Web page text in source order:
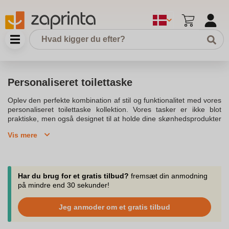
Personaliseret toilettaske
Oplev den perfekte kombination af stil og funktionalitet med vores
personaliseret toilettaske kollektion. Vores tasker er ikke blot
praktiske, men også designet til at holde dine skønhedsprodukter
slidstærkt 600d polyester, hvilket sikrer holdbarhed og en
rejsen. Vores alsidige og stilfulde tasker fås i en række levende
farver og materialer som bomuld og jute, så du kan finde noget,
der passer til dine behov og stil.Hurtig levering er tilgængelig, og
Vores skønhedstaske kollektion præsenterer vores personlige
favoritter, såsom den elegante og stilfuld toilettaske til mænd, som
er et must-have i enhver garderobe.Fra kosmetikpung til en
Vis mere
Har du brug for et gratis tilbud? fremsæt din anmodning
på mindre end 30 sekunder!
Jeg anmoder om et gratis tilbud